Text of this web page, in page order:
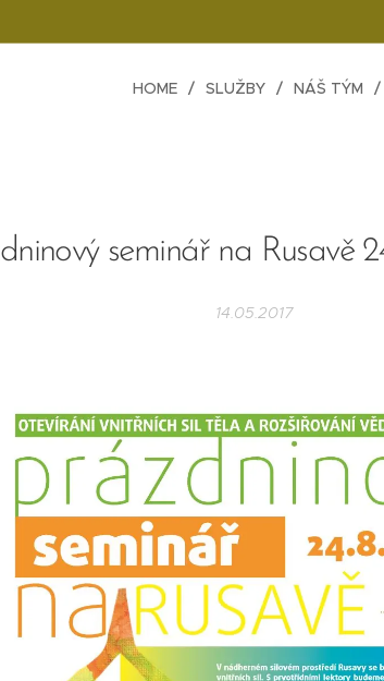
HOME SLUŽBY NÁŠ TÝM
seminář na Rusavě
14.05.2017